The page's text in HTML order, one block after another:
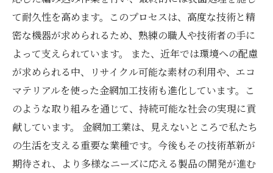
て耐久性を高めます。このプロセスは、高度な技術と精
密な機器が求められるため、熟練の職人や技術者の手に
よって支えられています。 また、近年では環境への配慮
が求められる中、リサイクル可能な素材の利用や、エコ
マテリアルを使った金網加工技術も進化しています。こ
のような取り組みを通じて、持続可能な社会の実現に貢
献しています。 金網加工業は、見えないところで私たち
の生活を支える重要な業種です。今後もその技術革新が
期待され、より多様なニーズに応える製品の開発が進む